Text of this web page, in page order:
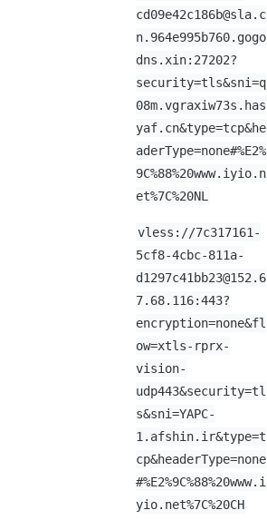
cd09e42c186b@sla.c
n.964e995b760.gogo
dns.xin:27202?
security=tls&sni=q
08m.vgraxiw73s.has
yaf.cn&type=tcp&he
aderType=none#%E2%
9C%88%20www.iyio.n
et%7C%20NL
vless://7c317161-
5cf8-4cbc-811a-
d1297c41bb23@152.6
7.68.116:443?
encryption=none&fl
ow=xtls-rprx-
vision-
udp443&security=tl
s&sni=YAPC-
1.afshin.ir&type=t
cp&headerType=none
#%E2%9C%88%20www.i
yio.net%7C%20CH